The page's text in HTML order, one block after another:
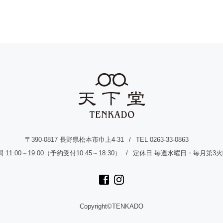
〒390-0817 長野県松本市巾上4-31
TEL 0263-33-0863
11:00～19:00（予約受付10:45～18:30）
定休日 毎週水曜日・毎月第3
Copyright©TENKADO